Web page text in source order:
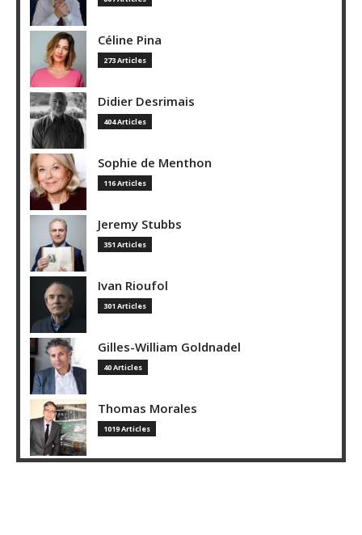
Céline Pina
273 Articles
Didier Desrimais
404 Articles
Sophie de Menthon
116 Articles
Jeremy Stubbs
351 Articles
Ivan Rioufol
301 Articles
Gilles-William Goldnadel
40 Articles
Thomas Morales
1019 Articles